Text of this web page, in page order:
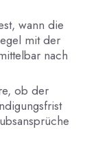
wann die
mit der
nach
ob der